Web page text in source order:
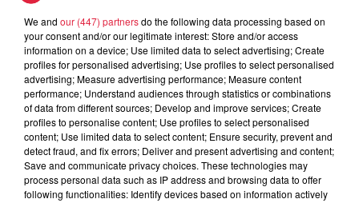
Toute l'actu
5 août 2026
Europa-Park : des précisons sur
l’après Euro-Mir
We and our (447) partnersdo the following data processing based on
your consent and/or our legitimate interest: Store and/or access
information on a device; Use limited data to select advertising; Create
profiles for personalised advertising; Use profiles to select personalised
advertising; Measure advertising performance; Measure content
performance; Understand audiences through statistics or combinations
of data from different sources; Develop and improve services; Create
profiles to personalise content; Use profiles to select personalised
content; Use limited data to select content; Ensure security, prevent and
detect fraud, and fix errors; Deliver and present advertising and content;
Save and communicate privacy choices. These technologies may
process personal data such as IP address and browsing data to offer
following functionalities: Identify devices based on information actively